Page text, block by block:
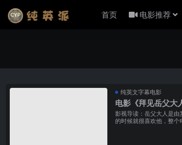
首页 电影推荐
纯英文字幕电影
电影《拜见岳父大
影视导读：岳父大人是由
的时候就很喜欢他，整个